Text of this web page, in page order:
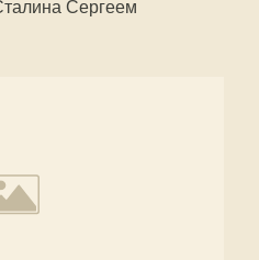
Сергеем